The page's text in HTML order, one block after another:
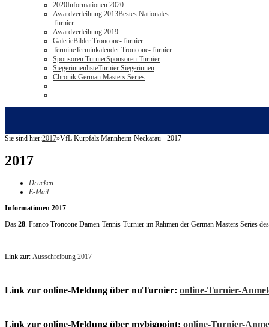
2020Informationen 2020
Awardverleihung 2013Bestes Nationales
Turnier
Awardverleihung 2019
GalerieBilder Troncone-Turnier
TermineTerminkalender Troncone-Turnier
Sponsoren TurnierSponsoren Turnier
SiegerinnenlisteTurnier Siegerinnen
Chronik German Masters Series
Sie sind hier:2017»VfL Kurpfalz Mannheim-Neckarau - 2017
2017
Drucken
E-Mail
Informationen 2017
Das 28. Franco Troncone Damen-Tennis-Turnier im Rahmen der German Masters Series
Link zur: Ausschreibung 2017
Link zur online-Meldung über nuTurnier: online-Turnier-
Link zur online-Meldung über mybigpoint: online-Turnier-